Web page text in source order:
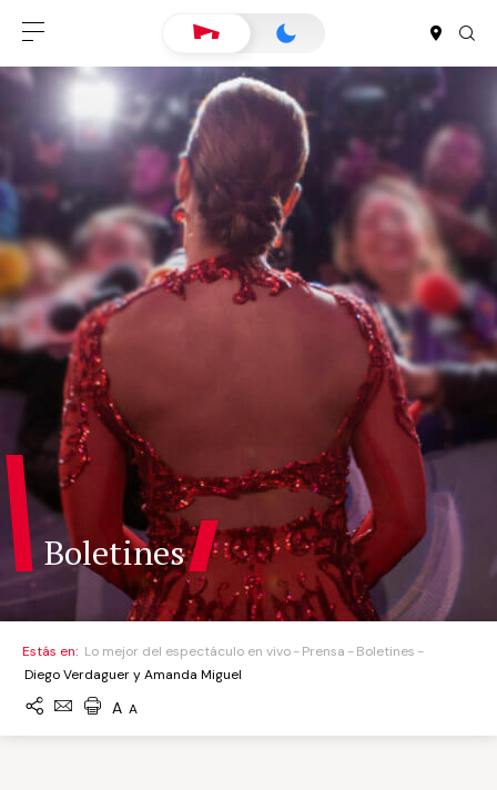
Boletines
Estás en: Lo mejor del espectáculo en vivo Prensa
Boletines
Diego Verdaguer y Amanda Miguel
A A